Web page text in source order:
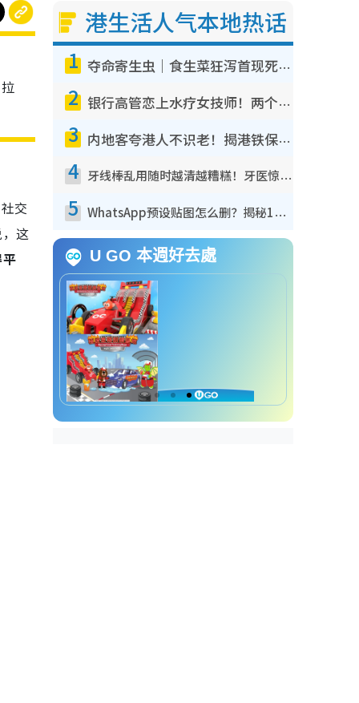
交
这
港生活人气本地热话
1 夺命寄生虫｜食生菜狂泻首现死者！疫潮恶化录1.8万宗病例 揭洗菜3大谬误
2 银行高管恋上水疗女技师！两个月借128万惊觉“沉船”沉落火海 揭背后疑似邪教操控卖淫
3 内地客夸港人不识老！揭港铁保鲜级冷气 港人求放过：别投诉
4 牙线棒乱用随时越清越糟糕！牙医惊揭盲目过户细菌恐致蛀牙：这种才是日常真保养
5 WhatsApp预设贴图怎么删？揭秘1招“反向操作”还原简洁界面 附3步实测教程
U GO 本週好去處